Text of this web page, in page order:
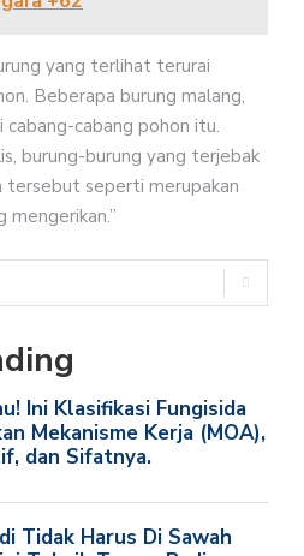
yang terlihat terurai
Beberapa burung malang,
cabang pohon itu.
burung-burung yang terjebak
tersebut seperti merupakan
mengerikan.”